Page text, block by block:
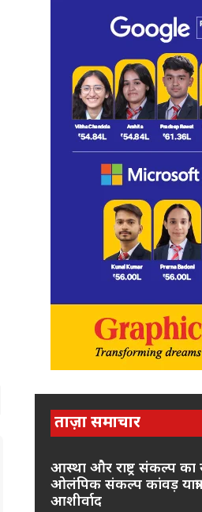
ताज़ा समाचार
आस्था और राष्ट्र संकल्प
ओलंपिक संकल्प कांवड़
आशीर्वाद